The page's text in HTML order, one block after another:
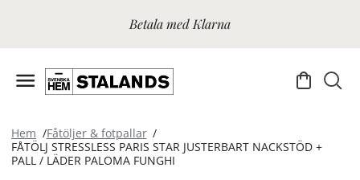
Betala med Klarna
Hem
Fåtöljer & fotpallar
FÅTÖLJ STRESSLESS PARIS STAR JUSTERBART NACKSTÖD +
PALL / LÄDER PALOMA FUNGHI